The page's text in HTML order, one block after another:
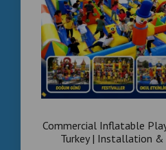
Commercial Inflatable
Turkey | Installation